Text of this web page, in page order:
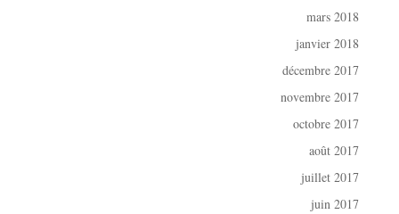
mars 2018
janvier 2018
décembre 2017
novembre 2017
octobre 2017
août 2017
juillet 2017
juin 2017